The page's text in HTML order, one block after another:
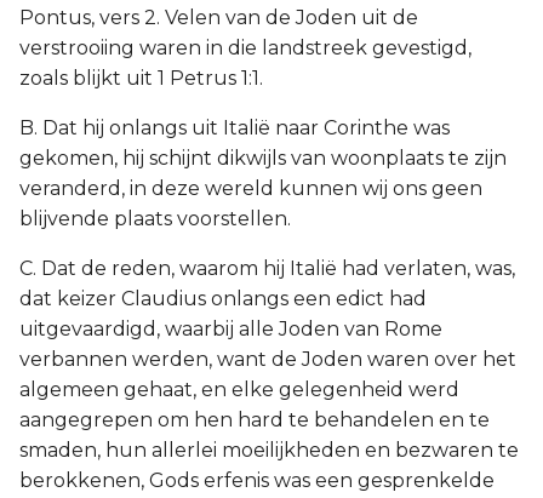
Pontus, vers 2. Velen van de Joden uit de
verstrooiing waren in die landstreek gevestigd,
zoals blijkt uit 1 Petrus 1:1.
B. Dat hij onlangs uit Italië naar Corinthe was
gekomen, hij schijnt dikwijls van woonplaats te zijn
veranderd, in deze wereld kunnen wij ons geen
blijvende plaats voorstellen.
C. Dat de reden, waarom hij Italië had verlaten, was,
dat keizer Claudius onlangs een edict had
uitgevaardigd, waarbij alle Joden van Rome
verbannen werden, want de Joden waren over het
algemeen gehaat, en elke gelegenheid werd
aangegrepen om hen hard te behandelen en te
smaden, hun allerlei moeilijkheden en bezwaren te
berokkenen, Gods erfenis was een gesprenkelde